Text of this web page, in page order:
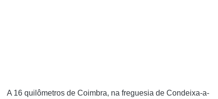
A 16 quilômetros de Coimbra, na freguesia de Condeixa-a-